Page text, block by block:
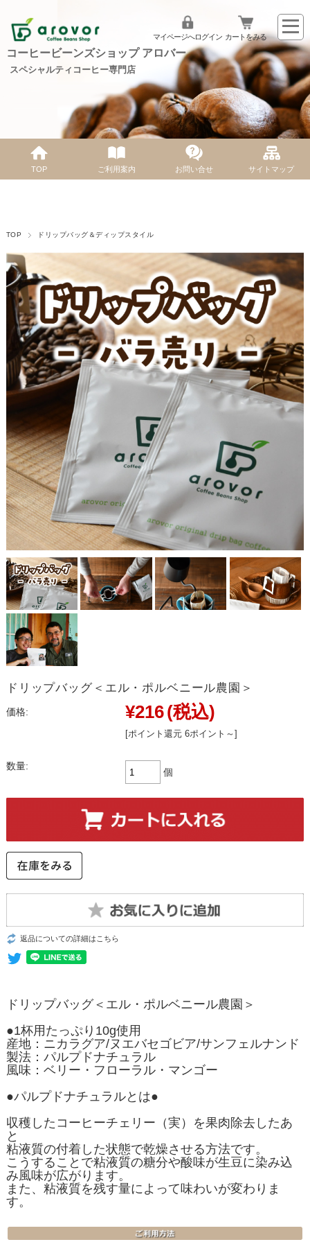
コーヒービーンズショップ アロバー
スペシャルティコーヒー専門店
マイページへログイン カートをみる
TOP ご利用案内 お問い合せ サイトマップ
TOP ドリップバッグ＆ディップスタイル
ドリップバッグ＜エル・ポルベニール農園＞
価格: ¥216(税込)
[ポイント還元 6ポイント～]
数量:
個
返品についての詳細はこちら
ドリップバッグ＜エル・ポルベニール農園＞
●1杯用たっぷり10g使用
産地：ニカラグア/ヌエバセゴビア/サンフェルナンド
製法：パルプドナチュラル
風味：ベリー・フローラル・マンゴー
●パルプドナチュラルとは●
収穫したコーヒーチェリー（実）を果肉除去したあ
と
粘液質の付着した状態で乾燥させる方法です。
こうすることで粘液質の糖分や酸味が生豆に染み込
み風味が広がります。
また、粘液質を残す量によって味わいが変わりま
す。